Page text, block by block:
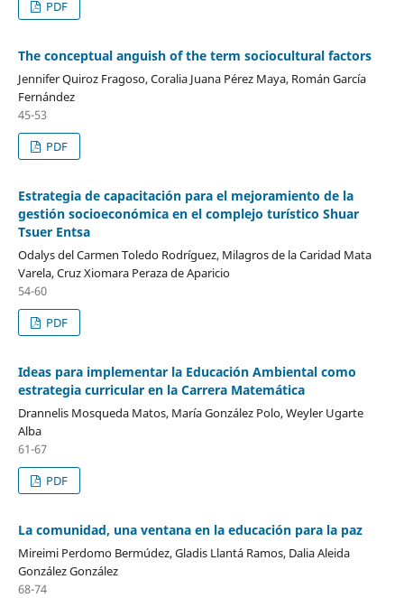
PDF
The conceptual anguish of the term sociocultural factors
Jennifer Quiroz Fragoso, Coralia Juana Pérez Maya, Román García
Fernández
45-53
PDF
Estrategia de capacitación para el mejoramiento de la
gestión socioeconómica en el complejo turístico Shuar
Tsuer Entsa
Odalys del Carmen Toledo Rodríguez, Milagros de la Caridad Mata
Varela, Cruz Xiomara Peraza de Aparicio
54-60
PDF
Ideas para implementar la Educación Ambiental como
estrategia curricular en la Carrera Matemática
Drannelis Mosqueda Matos, María González Polo, Weyler Ugarte
Alba
61-67
PDF
La comunidad, una ventana en la educación para la paz
Mireimi Perdomo Bermúdez, Gladis Llantá Ramos, Dalia Aleida
González González
68-74